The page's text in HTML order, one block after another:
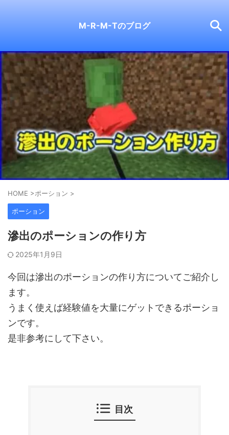
M-R-M-Tのブログ
HOME >ポーション >
ポーション
滲出のポーションの作り方
2025年1月9日
今回は滲出のポーションの作り方についてご紹介し
ます。
うまく使えば経験値を大量にゲットできるポーショ
ンです。
是非参考にして下さい。
目次